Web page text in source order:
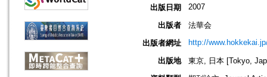
出版日期
2007
出版者
法華会
出版者網址
http://
出版地
東京, 日本 [Tokyo,